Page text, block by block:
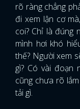
rõ ràng chẳng
đi xem lận cơ
coi? Chỉ là đúng
mình hơi khó
thế? Người xem
gì? Có vài đoạn
cũng chưa rõ
tải gì.